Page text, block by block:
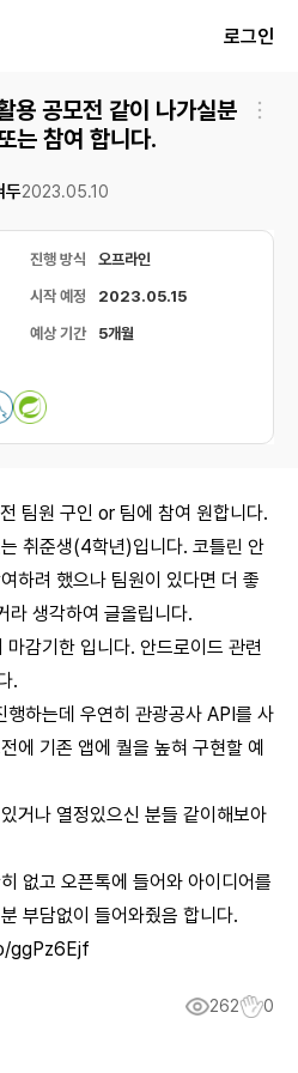
로그인
공모전 같이 나가실분
는 참여 합니다.
두2023.05.10
진행 방식 오프라인
시작 예정 2023.05.15
예상 기간 5개월
팀원 구인 or 팀에 참여 원합니다.
취준생(4학년)입니다. 코틀린 안
하려 했으나 팀원이 있다면 더 좋
라 생각하여 글올립니다.
감기한 입니다. 안드로이드 관련
.
행하는데 우연히 관광공사 API를 사
에 기존 앱에 퀄을 높혀 구현할 예
거나 열정있으신 분들 같이해보아
없고 오픈톡에 들어와 아이디어를
부담없이 들어와줬음 합니다.
ggPz6Ejf
262 0